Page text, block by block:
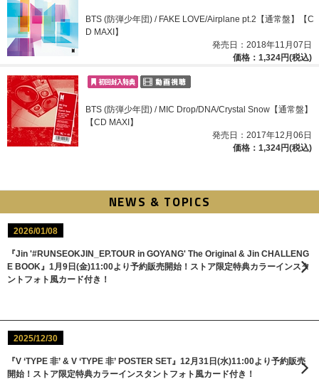
BTS (防弾少年団) / FAKE LOVE/Airplane pt.2【通常盤】【C
D MAXI】
発売日：2018年11月07日
価格：1,324円(税込)
BTS (防弾少年団) / MIC Drop/DNA/Crystal Snow【通常盤】
【CD MAXI】
発売日：2017年12月06日
価格：1,324円(税込)
NEWS & TOPICS
2026/01/08
『Jin '#RUNSEOKJIN_EP.TOUR in GOYANG' The Original & Jin CHALLENG
E BOOK』1月9日(金)11:00より予約販売開始！ストア限定特典カラーインスタ
ントフォト風カード付き！
2025/12/30
『V ‘TYPE 非’ & V ‘TYPE 非’ POSTER SET』12月31日(水)11:00より予約販売
開始！ストア限定特典カラーインスタントフォト風カード付き！